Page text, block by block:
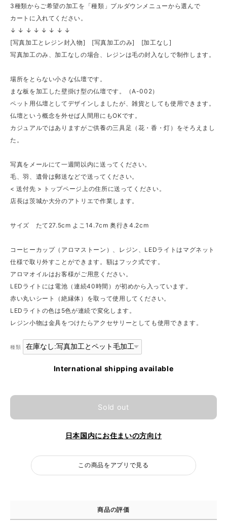
3種類からご希望の加工を「種類」プルダウンメニューから選んで
カートに入れてください。
↓ ↓ ↓ ↓ ↓ ↓ ↓ ↓
[写真加工とレジン封入物] [写真加工のみ] [加工なし]
写真加工のみ、加工なしの場合、レジンは毛の封入なしで制作します。
場所をとらない小さな仏壇です。
まな板を加工した壁掛け型の仏壇です。（A-002）
ペット用仏壇としてデザインしましたが、雑貨としても使用できます。
仏壇という概念を外せば人間用にもOKです。
カジュアルではありますがご供養の三具足（花・香・灯）をそろえまし
た。
写真をメールにて一週間以内に送ってください。
毛、羽、遺骨は郵送などで送ってください。
< 送付先 > トップページ上の住所に送ってください。
店長は茨城か大分のアトリエで作業します。
サイズ たて27.5cm よこ14.7cm 奥行き4.2cm
コーヒーカップ（アロマストーン）、レジン、LEDライトはマグネット
仕様で取り外すことができます。額はフック式です。
アロマオイルはお客様がご用意ください。
LEDライトには電池（連続40時間）が初めから入っています。
赤い丸いシート（絶縁体）を取って使用してください。
LEDライトの色は5色が連続で変化します。
レジン小物は金具をつけたらアクセサリーとしても使用できます。
種類
International shipping available
Sold out
日本国内にお住まいの方向け
この商品をアプリで見る
商品の評価